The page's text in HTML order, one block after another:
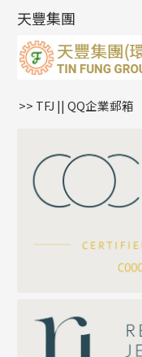
公
雙十字鏈系列
水波鏈系列
蛇骨鏈系列
鏈尾系列
嘴唇鏈系列
S車花鏈系列
珍珠鏈系列
坦克鏈系列
滿天星鏈系列
方假繩鏈系列
耳環扣系列
耳綫/耳鈎系列
耳環爪頭
耳環
字母吊墜
相盒吊墜
項鏈吊墜
生肖吊墜
星座吊墜
珠扣
天豐集團
>> TFJ || QQ企業郵箱